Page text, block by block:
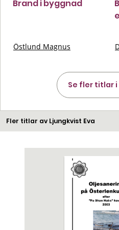
Brand i byggnad
Östlund Magnus
Se fler titlar
Fler titlar av Ljungkvist Eva